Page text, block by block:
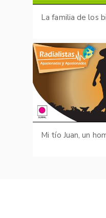
La familia de los
Mi tío Juan, un